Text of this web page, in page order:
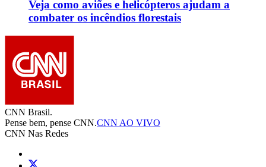
Veja como aviões e helicópteros ajudam a
combater os incêndios florestais
CNN Brasil.
Pense bem, pense CNN.CNN AO VIVO
CNN Nas Redes